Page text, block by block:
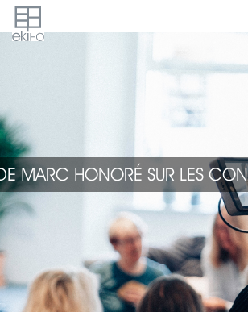
MARC HONORÉ SUR LES